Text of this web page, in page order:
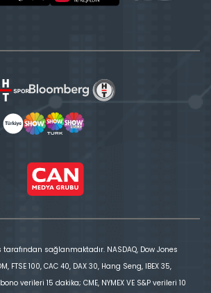
sağlanmaktadır. NASDAQ, Dow Jones
FTSE 100, CAC 40, DAX 30, Hang Seng, IBEX 35,
verileri 15 dakika; CME, NYMEX VE S&P verileri 10